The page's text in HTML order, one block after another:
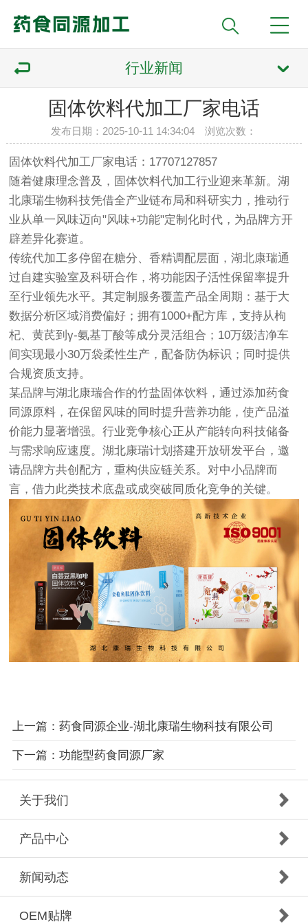
行业新闻
固体饮料代加工厂家电话
发布日期：2025-10-11 14:34:04 浏览次数：
固体饮料代加工厂家电话：17707127857
随着健康理念普及，固体饮料代加工行业迎来革新。湖
北康瑞生物科技凭借全产业链布局和科研实力，推动行
业从单一风味迈向"风味+功能"定制化时代，为品牌方开
辟差异化赛道。
传统代加工多停留在糖分、香精调配层面，湖北康瑞通
过自建实验室及科研合作，将功能因子活性保留率提升
至行业领先水平。其定制服务覆盖产品全周期：基于大
数据分析区域消费偏好；拥有1000+配方库，支持从枸
杞、黄芪到γ-氨基丁酸等成分灵活组合；10万级洁净车
间实现最小30万袋柔性生产，配备防伪标识；同时提供
合规资质支持。
某品牌与湖北康瑞合作的竹盐固体饮料，通过添加药食
同源原料，在保留风味的同时提升营养功能，使产品溢
价能力显著增强。行业竞争核心正从产能转向科技储备
与需求响应速度。湖北康瑞计划搭建开放研发平台，邀
请品牌方共创配方，重构供应链关系。对中小品牌而
言，借力此类技术底盘或成突破同质化竞争的关键。
上一篇：药食同源企业-湖北康瑞生物科技有限公司
下一篇：功能型药食同源厂家
关于我们
产品中心
新闻动态
OEM贴牌